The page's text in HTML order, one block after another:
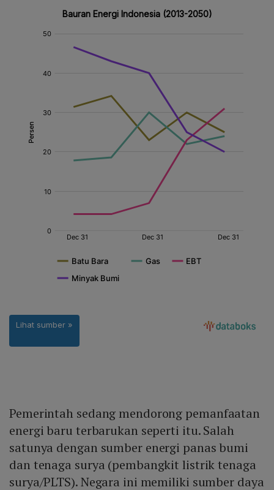
Pemerintah sedang mendorong pemanfaatan
energi baru terbarukan seperti itu. Salah
satunya dengan sumber energi panas bumi
dan tenaga surya (pembangkit listrik tenaga
surya/PLTS). Negara ini memiliki sumber daya